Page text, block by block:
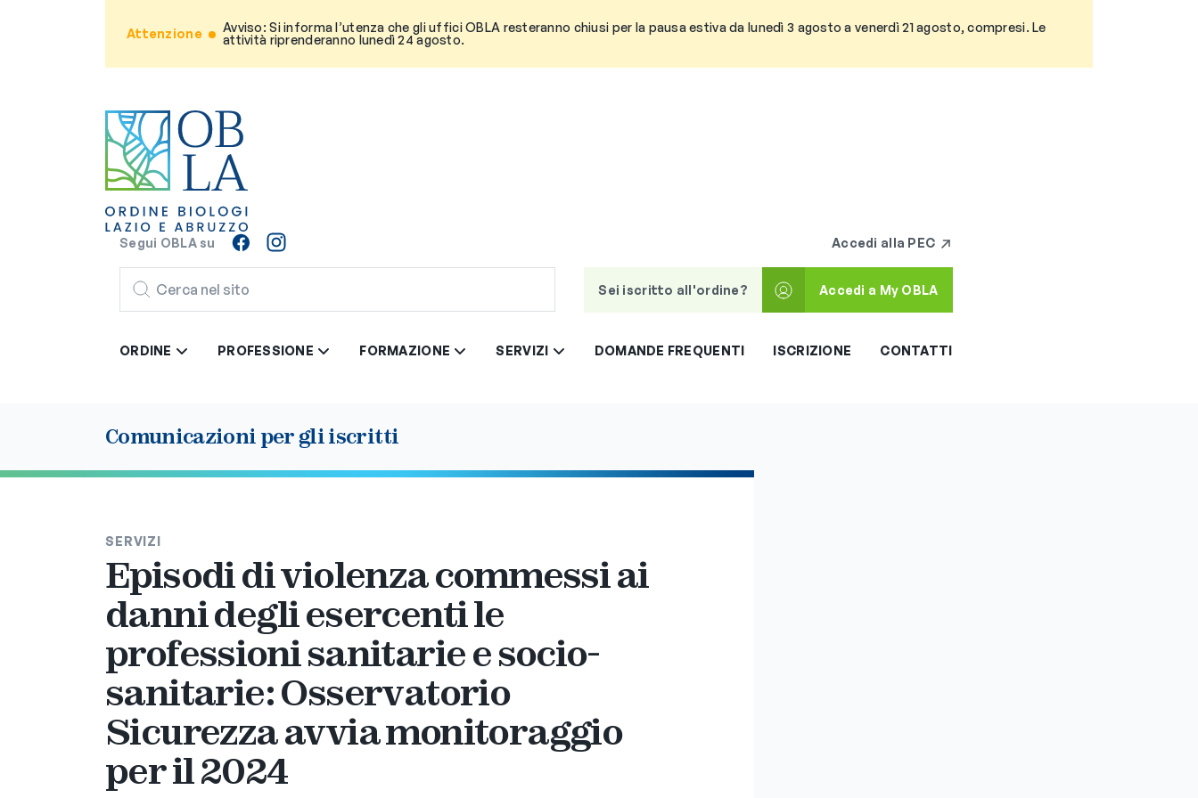
Attenzione
Avviso: Si informa l’utenza che gli uffici OBLA resteranno chiusi per la pausa estiva da lunedì 3 agosto a venerdì 21 agosto, compresi. Le
attività riprenderanno lunedì 24 agosto.
Segui OBLA su Accedi alla PEC
CERCA
Sei iscritto all'ordine?
Accedi a My OBLA
ORDINE PROFESSIONE FORMAZIONE SERVIZI DOMANDE FREQUENTI ISCRIZIONE CONTATTI
Comunicazioni per gli iscritti
SERVIZI
Episodi di violenza commessi ai
danni degli esercenti le
professioni sanitarie e socio-
sanitarie: Osservatorio
Sicurezza avvia monitoraggio
per il 2024